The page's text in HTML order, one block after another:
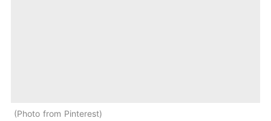
Photo from Pinterest